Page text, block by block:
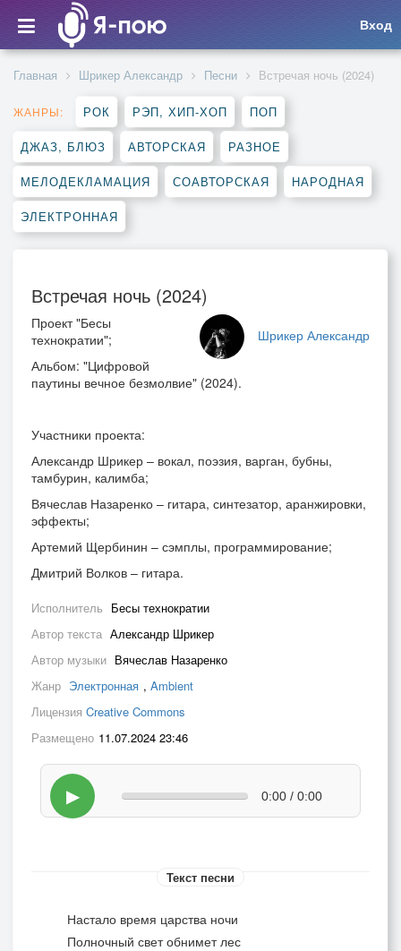
Вход
Главная Шрикер Александр Песни Встречая ночь (2024)
ЖАНРЫ: РОК РЭП, ХИП-ХОП ПОП
ДЖАЗ, БЛЮЗ АВТОРСКАЯ РАЗНОЕ
МЕЛОДЕКЛАМАЦИЯ СОАВТОРСКАЯ НАРОДНАЯ
ЭЛЕКТРОННАЯ
Встречая ночь (2024)
Шрикер Александр
Проект "Бесы
технократии";
Альбом: "Цифровой
паутины вечное безмолвие" (2024).
Участники проекта:
Александр Шрикер – вокал, поэзия, варган, бубны,
тамбурин, калимба;
Вячеслав Назаренко – гитара, синтезатор, аранжировки,
эффекты;
Артемий Щербинин – сэмплы, программирование;
Дмитрий Волков – гитара.
Исполнитель Бесы технократии
Автор текста Александр Шрикер
Автор музыки Вячеслав Назаренко
Жанр Электронная , Ambient
Лицензия Creative Commons
Размещено 11.07.2024 23:46
▶ 0:00 / 0:00
Текст песни
Настало время царства ночи
Полночный свет обнимет лес